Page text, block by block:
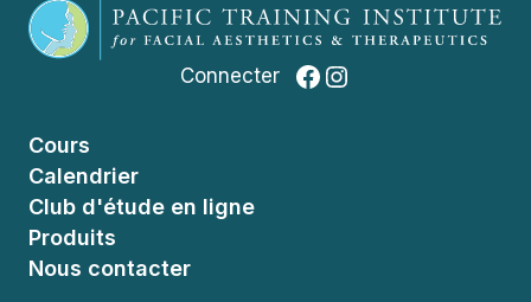
Connecter Facebook
Instagram
Cours
Calendrier
Club d'étude en ligne
Produits
Nous contacter